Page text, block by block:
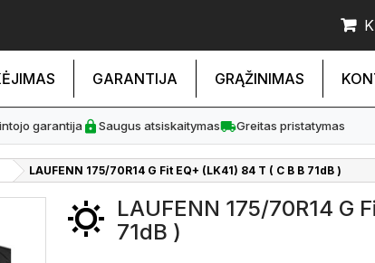
GARANTIJA GRĄŽINIMAS
garantija Saugus atsiskaitymas Greitas pristatymas
LAUFENN 175/70R14 G Fit EQ+ (LK41) 84 T ( C B B 71dB )
LAUFENN 175/70R14 G
71dB )